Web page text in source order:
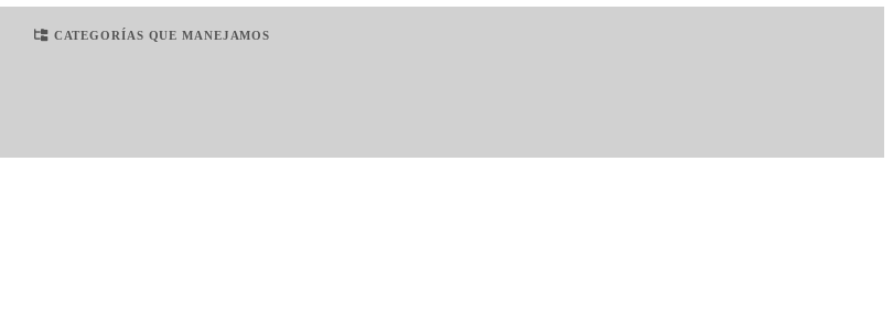
CATEGORÍAS QUE MANEJAMOS